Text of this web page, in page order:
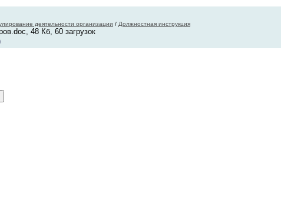
деятельности организации / Должностная инструкция
48 Кб, 60 загрузок